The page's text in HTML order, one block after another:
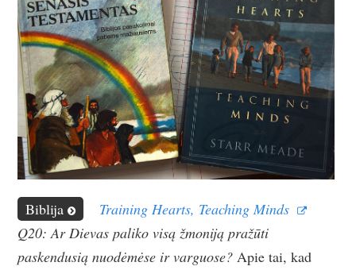
Biblija
Training Hearts, Teaching Minds
Q20: Ar Dievas paliko visą žmoniją pražūti
paskendusią nuodėmėse ir varguose? Apie tai, kad